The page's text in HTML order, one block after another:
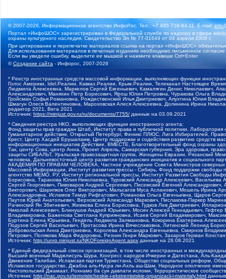
© 2007-2026, Информационное агентство ИнфоРос. Тел.: +7 495 718-84-11, E-mail:
Портал «ИнфоШОС» зарегистрирован в Федеральной службе по надзору в сфере
охраны культурного наследия. Свидетельство Эл № 77-31649 от 04 апреля 2008 г.
При цитировании и перепечатке материалов ссылка на портал «ИнфоШОС»
Для использования материалов в печатных изданиях необходимо письменное
Если вы увидели ошибку, выделите ее мышкой и нажмите клавиши Ctrl+Enter
©Создание сайта - Инфорос, 2007-2026
* Реестр иностранных средств массовой информации, выполняющих функции
Голос Америки, Idel.Реалии, Кавказ.Реалии, Крым.Реалии, Телеканал Настоящее
Людмила Алексеевна, Маркелов Сергей Евгеньевич, Камалягин Денис Николаевич,
Александрович, Маняхин Петр Борисович, Ярош Юлия Петровна, Чуракова Ольга
Гройсман Софья Романовна, Рождественский Илья Дмитриевич, Апухтина Юлия
Шмагун Олеся Валентиновна, Мароховская Алеся Алексеевна, Долинина Ирина
редактор 2021, Вега 2021
Источник: https://minjust.gov.ru/ru/documents/7755/ данные на 03.09.2021
* Сведения реестра НКО, выполняющих функции иностранного агента:
Фонд защиты прав граждан Штаб, Институт права и публичной политики,
Гуманитарное действие, Открытый Петербург, Феникс ПЛЮС, Лига Избирателей,
Крест, Центр Хасдей Ерушалаим, Центр поддержки и содействия развитию средств
информационных инициатив Действие, ВМЕСТЕ, Благотворительный фонд охраны
Так, центр Сова, центр Анна, Проект Апрель, Самарская губерния, Эра здоровья,
защиты СИБАЛЬТ, Уральская правозащитная группа, Женщины Евразии, Рязанский
человека, Дальневосточный центр развития гражданских инициатив и социального
АКАДЕМИЯ ПО ПРАВАМ ЧЕЛОВЕКА, Частное учреждение Совета Министров северных
Массовой Информации, Институт развития прессы - Сибирь, Фонд поддержки
агентство МЕМО. РУ, Институт региональной прессы, Институт Развития Свободы
Борисовна, Таранова Юлия Николаевна, Туровский Александр Алексеевич,
Сергей Георгиевич, Пивоваров Андрей Сергеевич, Писемский Евгений
Викторович, Шарипков Олег Викторович, Мальсагов Муса Асланович, Мошель Ирина
Александровна, Исламов Тимур Рифгатович, Романова Ольга Евгеньевна, Щаров
Паутов Юрий Анатольевич, Верховский Александр Маркович, Пислакова-Паркер
Рачинский Ян Збигневич, Жемкова Елена Борисовна, Гудков Лев Дмитриевич,
Николай Алексеевич, Блинушов Андрей Юрьевич, Мосин Алексей Геннадьевич,
Владимировна, Баженова Светлана Куприяновна, Исаев Сергей Владимирович,
Буртина Елена Юрьевна, Гендель Людмила Залмановна, Кокорина Екатерина
Подузов Сергей Васильевич, Протасова Ирина Вячеславовна, Литинский Леонид
Добровольская Анна Дмитриевна, Королева Александра Евгеньевна, Смирнов
Петрович, Полякова Мара Федоровна, Резник Генри Маркович, Захаров Герман
Источник: http://unro.minjust.ru/NKOForeignAgent.aspx данные на 28.08.2021
* Единый федеральный список организаций, в том числе иностранных и
Высший военный Маджлисуль Шура, Конгресс народов Ичкерии и Дагестана, Аль-
Движение Талибан, Исламская партия Туркестана, Общество социальных реформ,
Исламское государство, Джабха аль-Нусра ли-Ахль аш-Шам, Народное ополчение
Чистопольский Джамаат, Рохнамо ба суи давлати исломи, Террористическое
Источник: http://nac.gov.ru/terroristicheskie-i-ekstremistskie-organizacii-i-materialy.html